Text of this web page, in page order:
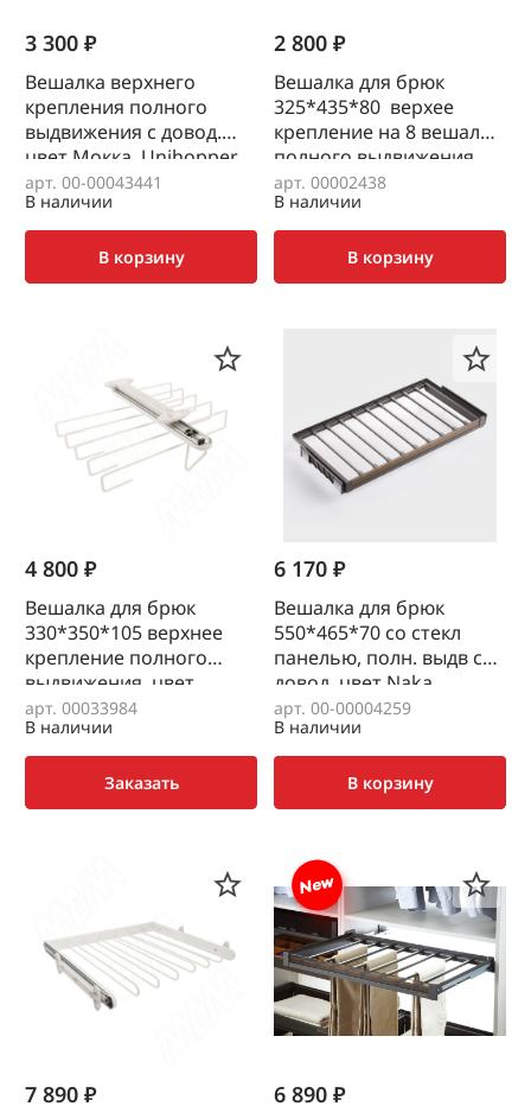
3 300 ₽
Вешалка верхнего
крепления полного
выдвижения с довод.
цвет Мокка, Unihopper
арт. 00-00043441
В наличии
В корзину
2 800 ₽
Вешалка для брюк
325*435*80 верхее
крепление на 8 вешалок
полного выдвижения
JET(уп.-10шт)
арт. 00002438
В наличии
В корзину
4 800 ₽
Вешалка для брюк
330*350*105 верхнее
крепление полного
выдвижения, цвет
белый, BELLE
арт. 00033984
В наличии
Заказать
6 170 ₽
Вешалка для брюк
550*465*70 со стекл
панелью, полн. выдв с
довод. цвет Naka,
Unihopper
арт. 00-00004259
В наличии
В корзину
7 890 ₽ 6 890 ₽